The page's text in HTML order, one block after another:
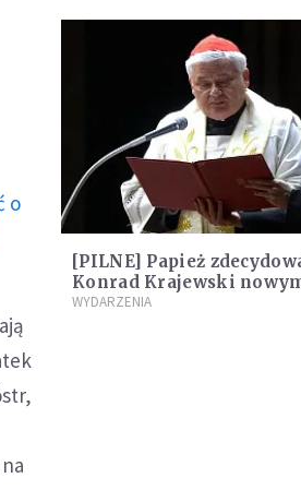
o
[PILNE] Papież
Konrad Krajewski
metropolitą łódzkim
WYDARZENIA